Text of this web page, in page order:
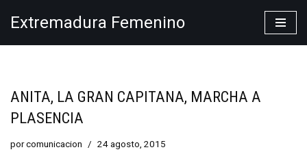
Extremadura Femenino
ANITA, LA GRAN CAPITANA, MARCHA A
PLASENCIA
porcomunicacion 24 agosto, 2015